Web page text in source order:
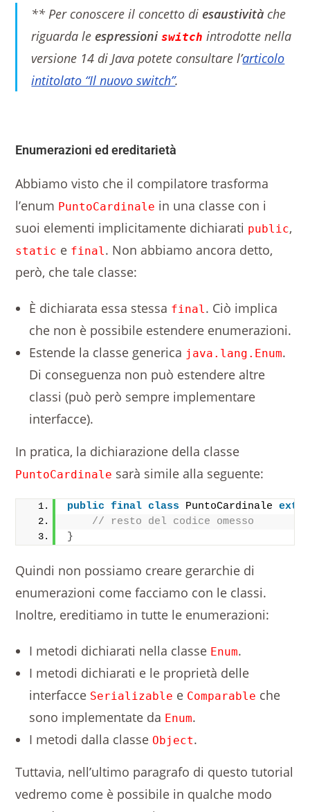
** Per conoscere il concetto diesaustività che
riguarda leespressioniswitch introdotte nella
versione 14 di Java potete consultare l’articolo
intitolato “Il nuovo switch”.
Enumerazioni ed ereditarietà
Abbiamo visto che il compilatore trasforma
l’enum PuntoCardinale in una classe con i
suoi elementi implicitamente dichiarati public,
static e final. Non abbiamo ancora detto,
però, che tale classe:
È dichiarata essa stessa final. Ciò implica
che non è possibile estendere enumerazioni.
Estende la classe generica java.lang.Enum.
Di conseguenza non può estendere altre
classi (può però sempre implementare
interfacce).
In pratica, la dichiarazione della classe
PuntoCardinale sarà simile alla seguente:
public final class PuntoCardinale
// resto del codice omesso
}
Quindi non possiamo creare gerarchie di
enumerazioni come facciamo con le classi.
Inoltre, ereditiamo in tutte le enumerazioni:
I metodi dichiarati nella classe Enum.
I metodi dichiarati e le proprietà delle
interfacce Serializable e Comparable che
sono implementate da Enum.
I metodi dalla classe Object.
Tuttavia, nell’ultimo paragrafo di questo tutorial
vedremo come è possibile in qualche modo